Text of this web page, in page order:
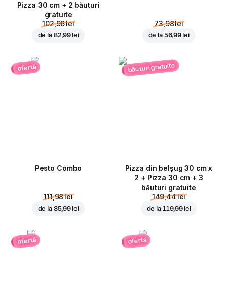
Pizza 30 cm + 2 băuturi
gratuite
102,96 lei
de la 82,99 lei
73,98 lei
de la 56,99 lei
ofertă
Pesto Combo
111,98 lei
de la 85,99 lei
băuturi gratuite
Pizza din belșug 30 cm x
2 + Pizza 30 cm + 3
băuturi gratuite
149,44 lei
de la 119,99 lei
ofertă ofertă